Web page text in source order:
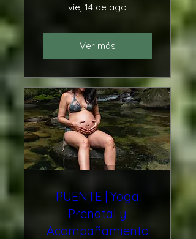
vie, 14 de ago
Ver más
PUENTE | Yoga
Prenatal y
Acompañamiento